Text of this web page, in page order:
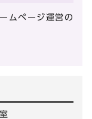
ムページ運営の